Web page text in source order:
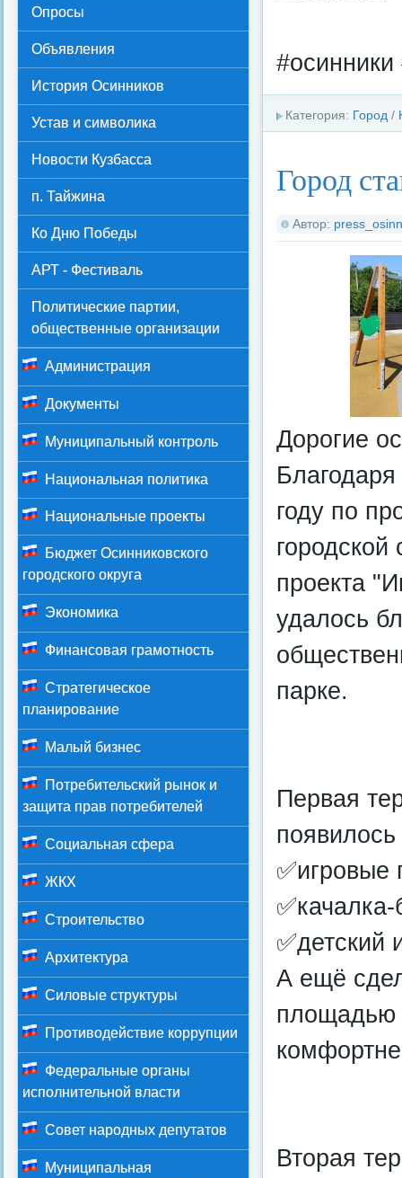
#осинники
Категория: Город /
Город
Автор:
Дорогие
году по
проекта
удалось
парке.
Первая
✅игровые
✅детский
А ещё
площадью
Вторая
Опросы
Объявления
История Осинников
Устав и символика
Новости Кузбасса
п. Тайжина
Ко Дню Победы
АРТ - Фестиваль
Политические партии,
общественные организации
Администрация
Документы
Муниципальный контроль
Национальная политика
Национальные проекты
Бюджет Осинниковского
городского округа
Экономика
Финансовая грамотность
Стратегическое
планирование
Малый бизнес
Потребительский рынок и
защита прав потребителей
Социальная сфера
ЖКХ
Строительство
Архитектура
Силовые структуры
Противодействие коррупции
Федеральные органы
исполнительной власти
Совет народных депутатов
Муниципальная